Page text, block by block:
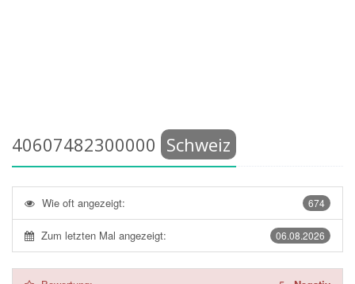
40607482300000 Schweiz
674
Wie oft angezeigt:
06.08.2026
Zum letzten Mal angezeigt: